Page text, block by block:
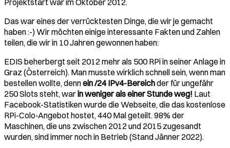
Das war eines der verrücktesten Dinge, die wir je gemacht
haben :-) Wir möchten einige interessante Fakten und Zahlen
teilen, die wir in 10 Jahren gewonnen haben:
EDIS beherbergt seit 2012 mehr als 500 RPi in seiner Anlage in
Graz (Österreich). Man musste wirklich schnell sein, wenn man
bestellen wollte, dennein /24 IPv4-Bereichder für ungefähr
250 Slots steht, warin weniger als einer Stunde weg! Laut
Facebook-Statistiken wurde die Webseite, die das kostenlose
RPi-Colo-Angebot hostet, 440 Mal geteilt. 98% der
Maschinen, die uns zwischen 2012 und 2015 zugesandt
wurden, sind immer noch in Betrieb (Stand Jänner 2022).